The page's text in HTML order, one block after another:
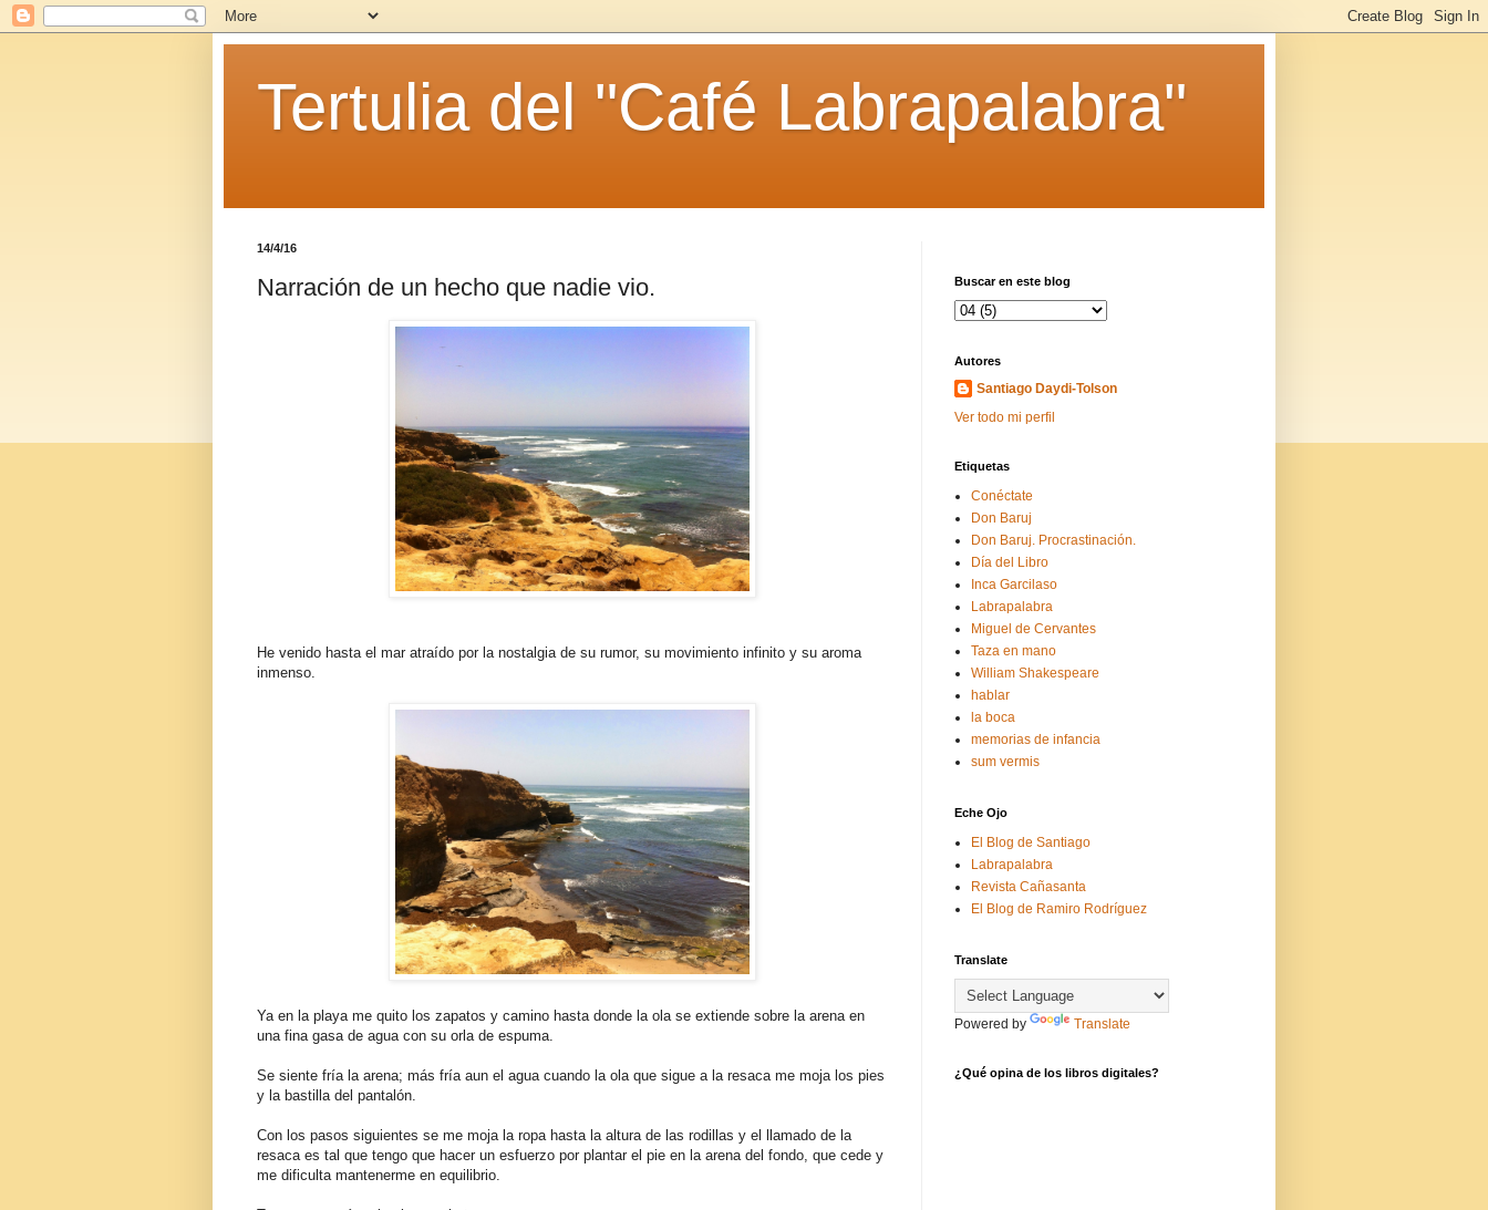
Tertulia del "Café Labrapalabra"
14/4/16
Narración de un hecho que nadie vio.
He venido hasta el mar atraído por la nostalgia de su rumor, su movimiento infinito y su aroma
inmenso.
Ya en la playa me quito los zapatos y camino hasta donde la ola se extiende sobre la arena en
una fina gasa de agua con su orla de espuma.
Se siente fría la arena; más fría aun el agua cuando la ola que sigue a la resaca me moja los pies
y la bastilla del pantalón.
Con los pasos siguientes se me moja la ropa hasta la altura de las rodillas y el llamado de la
resaca es tal que tengo que hacer un esfuerzo por plantar el pie en la arena del fondo, que cede y
me dificulta mantenerme en equilibrio.
Buscar en este blog
Autores
Santiago Daydi-Tolson
Ver todo mi perfil
Etiquetas
Conéctate
Don Baruj
Don Baruj. Procrastinación.
Día del Libro
Inca Garcilaso
Labrapalabra
Miguel de Cervantes
Taza en mano
William Shakespeare
hablar
la boca
memorias de infancia
sum vermis
Eche Ojo
El Blog de Santiago
Labrapalabra
Revista Cañasanta
El Blog de Ramiro Rodríguez
Translate
Powered by Translate
¿Qué opina de los libros digitales?